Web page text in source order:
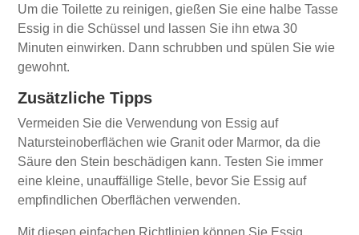
Um die Toilette zu reinigen, gießen Sie eine halbe Tasse
Essig in die Schüssel und lassen Sie ihn etwa 30
Minuten einwirken. Dann schrubben und spülen Sie wie
gewohnt.
Zusätzliche Tipps
Vermeiden Sie die Verwendung von Essig auf
Natursteinoberflächen wie Granit oder Marmor, da die
Säure den Stein beschädigen kann. Testen Sie immer
eine kleine, unauffällige Stelle, bevor Sie Essig auf
empfindlichen Oberflächen verwenden.
Mit diesen einfachen Richtlinien können Sie Essig